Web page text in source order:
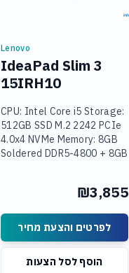
Lenovo
IdeaPad Slim 3
15IRH10
CPU: Intel Core i5 Storage:
512GB SSD M.2 2242 PCIe
4.0x4 NVMe Memory: 8GB
Soldered DDR5-4800 + 8GB
UHD Graphics Display: 15.3
₪3,855
לפרטים והצעת מחיר
הוסף לסל הצעות